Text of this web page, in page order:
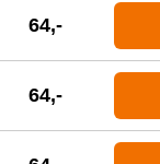
64,-
64,-